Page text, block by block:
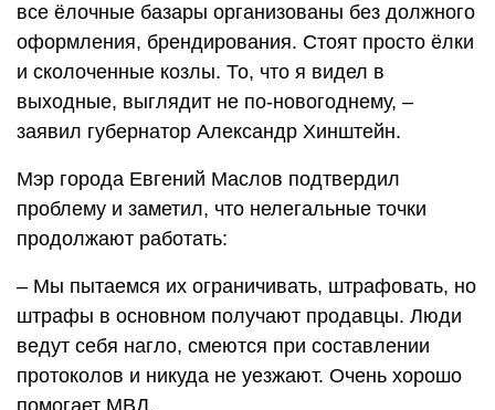
все ёлочные базары организованы без должного
оформления, брендирования. Стоят просто ёлки
и сколоченные козлы. То, что я видел в
выходные, выглядит не по-новогоднему, –
заявил губернатор Александр Хинштейн.
Мэр города Евгений Маслов подтвердил
проблему и заметил, что нелегальные точки
продолжают работать:
– Мы пытаемся их ограничивать, штрафовать, но
штрафы в основном получают продавцы. Люди
ведут себя нагло, смеются при составлении
протоколов и никуда не уезжают. Очень хорошо